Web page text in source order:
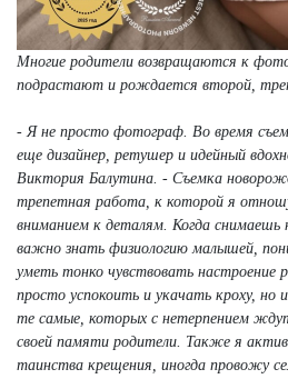
Многие родители возвращаются к
подрастают и рождается второй,
- Я не просто фотограф. Во время
еще дизайнер, ретушер и идейный
Виктория Балутина. - Съемка
трепетная работа, к которой я
вниманием к деталям. Когда снимаешь
важно знать физиологию малышей,
уметь тонко чувствовать настроение
просто успокоить и укачать кроху, но
те самые, которых с нетерпением
своей памяти родители. Также я
таинства крещения, иногда провожу